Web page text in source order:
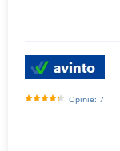
Opinie: 7